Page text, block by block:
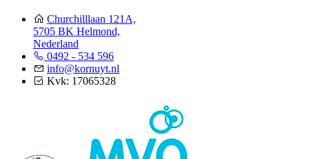
Churchilllaan 121A,
5705 BK Helmond,
Nederland
0492 - 534 596
info@kornuyt.nl
Kvk: 17065328